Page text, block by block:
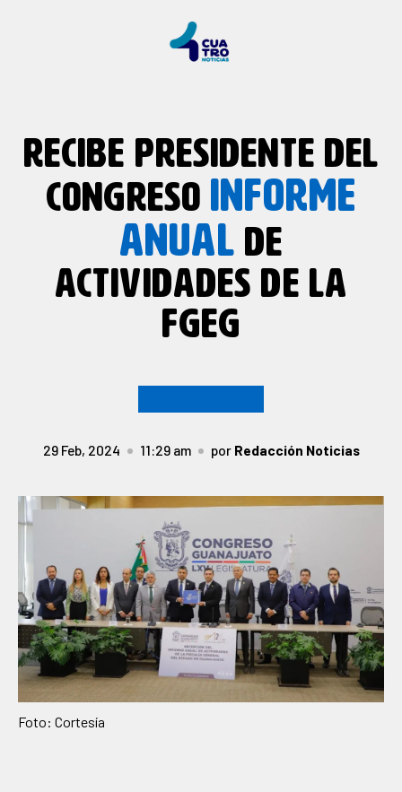
RECIBE PRESIDENTE DEL
CONGRESO INFORME
ANUAL DE
ACTIVIDADES DE LA
FGEG
29 Feb, 2024 11:29 am por Redacción Noticias
Foto: Cortesía